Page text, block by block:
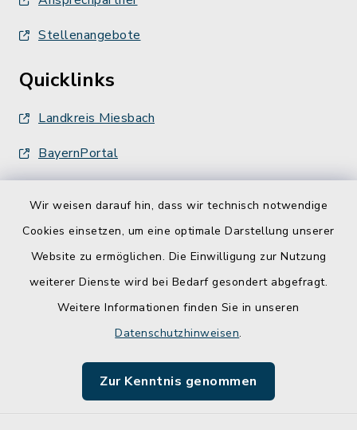
Wir weisen darauf hin, dass wir technisch notwendige
Cookies einsetzen, um eine optimale Darstellung unserer
Website zu ermöglichen. Die Einwilligung zur Nutzung
weiterer Dienste wird bei Bedarf gesondert abgefragt.
Weitere Informationen finden Sie in unseren
Datenschutzhinweisen.
Zur Kenntnis genommen
Stellenangebote
Quicklinks
Landkreis Miesbach
BayernPortal
Barrierefreiheit
Impressum